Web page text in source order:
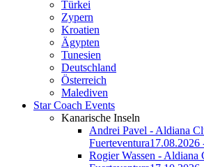
Türkei
Zypern
Kroatien
Ägypten
Tunesien
Deutschland
Österreich
Malediven
Star Coach Events
Kanarische Inseln
Andrei Pavel - Aldiana
Fuerteventura17.08.2026
Rogier Wassen - Aldiana